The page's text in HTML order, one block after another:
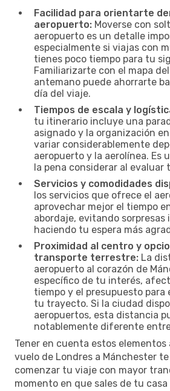
Facilidad para orientarte
aeropuerto: Moverse con
aeropuerto es un detalle
especialmente si viajas con
tienes poco tiempo para tu
Familiarizarte con el mapa
antemano puede ahorrarte
día del viaje.
Tiempos de escala y
tu itinerario incluye una
asignado y la organización
variar considerablemente
aeropuerto y la aerolínea. Es
la pena considerar al evaluar
Servicios y comodidades
los servicios que ofrece el
aprovechar mejor el tiempo
abordaje, evitando sorpresas
haciendo tu espera más
Proximidad al centro y
transporte terrestre: La
aeropuerto al corazón de
específico de tu interés,
tiempo y el presupuesto
tu trayecto. Si la ciudad
aeropuertos, esta distancia
notablemente diferente
Tener en cuenta estos
vuelo de Londres a Mánchester
comenzar tu viaje con mayor
momento en que sales de tu